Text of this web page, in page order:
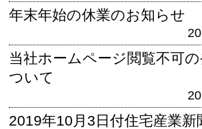
年末年始の休業のお知らせ
当社ホームページ閲覧不可
ついて
2019年10月3日付住宅産業新